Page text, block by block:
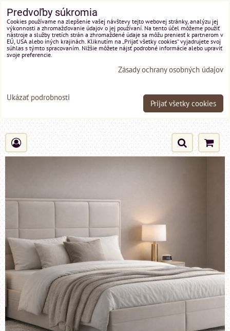
Predvoľby súkromia
Cookies používame na zlepšenie vašej návštevy tejto webovej stránky, analýzu jej
výkonnosti a zhromažďovanie údajov o jej používaní. Na tento účel môžeme použiť
nástroje a služby tretích strán a zhromaždené údaje sa môžu preniesť k partnerom v
EÚ, USA alebo iných krajinách. Kliknutím na „Prijať všetky cookies“ vyjadrujete svoj
súhlas s týmto spracovaním. Nižšie môžete nájsť podrobné informácie alebo upraviť
svoje preferencie.
Zásady ochrany osobných údajov
Ukázať podrobnosti
Prijať všetky cookies